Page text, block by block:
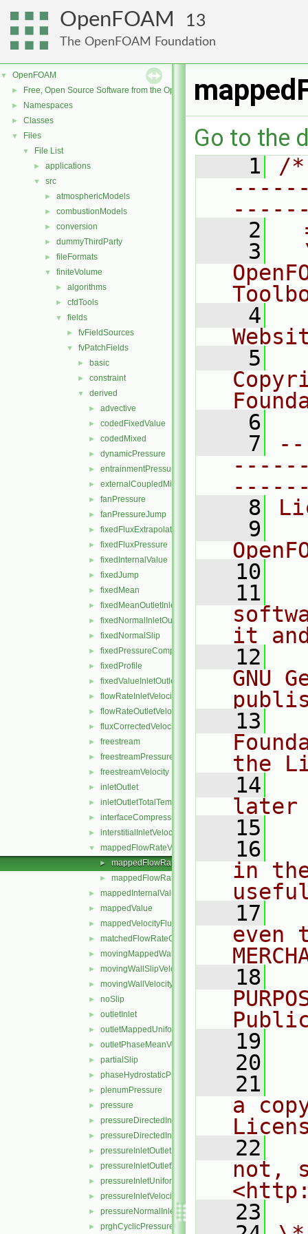
OpenFOAM 13
The OpenFOAM Foundation
▼ OpenFOAM
► Free, Open Source Software from the OpenFOAM Foundation
► Namespaces
► Classes
▼ Files
▼ File List
► applications
▼ src
► atmosphericModels
► combustionModels
► conversion
► dummyThirdParty
► fileFormats
▼ finiteVolume
► algorithms
► cfdTools
▼ fields
► fvFieldSources
▼ fvPatchFields
► basic
► constraint
▼ derived
► advective
► codedFixedValue
► codedMixed
► dynamicPressure
► entrainmentPressure
► externalCoupledMixed
► fanPressure
► fanPressureJump
► fixedFluxExtrapolatedPressure
► fixedFluxPressure
► fixedInternalValue
► fixedJump
► fixedMean
► fixedMeanOutletInlet
► fixedNormalInletOutletVelocity
► fixedNormalSlip
► fixedPressureCompressibleDensity
► fixedProfile
► fixedValueInletOutlet
► flowRateInletVelocity
► flowRateOutletVelocity
► fluxCorrectedVelocity
► freestream
► freestreamPressure
► freestreamVelocity
► inletOutlet
► inletOutletTotalTemperature
► interfaceCompression
► interstitialInletVelocity
▼ mappedFlowRateVelocity
► mappedFlowRateVelocityFvPatchVectorField.C
► mappedFlowRateVelocityFvPatchVectorField.H
► mappedInternalValue
► mappedValue
► mappedVelocityFlux
► matchedFlowRateOutletVelocity
► movingMappedWallVelocity
► movingWallSlipVelocity
► movingWallVelocity
► noSlip
► outletInlet
► outletMappedUniformInlet
► outletPhaseMeanVelocity
► partialSlip
► phaseHydrostaticPressure
► plenumPressure
► pressure
► pressureDirectedInletOutletVelocity
► pressureDirectedInletVelocity
► pressureInletOutletParSlipVelocity
► pressureInletOutletVelocity
► pressureInletUniformVelocity
► pressureInletVelocity
► pressureNormalInletOutletVelocity
► prghCyclicPressure
Go to the
    1
/
    2
    3
    4
    5
    6
    7
    8
    9
   10
   11
it
   12
GNU
   13
the
   14
later
   15
   16
in
   17
even
   18
   19
   20
   21
a
   22
not,
   23